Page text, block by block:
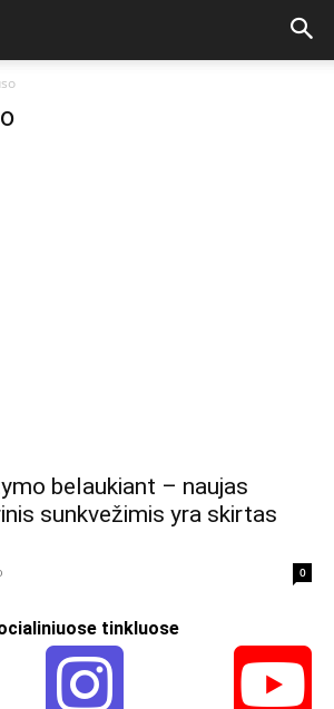
belaukiant – naujas
sunkvežimis yra skirtas
0
tinkluose